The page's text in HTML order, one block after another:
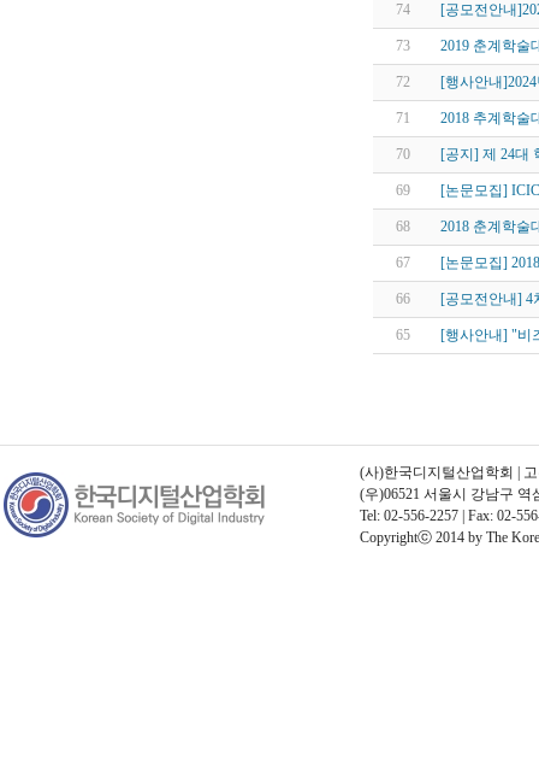
74 [공모전안내
73 2019 춘계학술
72 [행사안내
71 2018 추계학술
70 [공지] 제 24대
69 [논문모집]
68 2018 춘계학술
67 [논문모집]
66 [공모전안내] 4
65 [행사안내] "비
(사)한국디지털산업학회 |
(우)06521 서울시 강남구
Tel: 02-556-2257 | Fax: 02-
Copyrightⓒ 2014 by The